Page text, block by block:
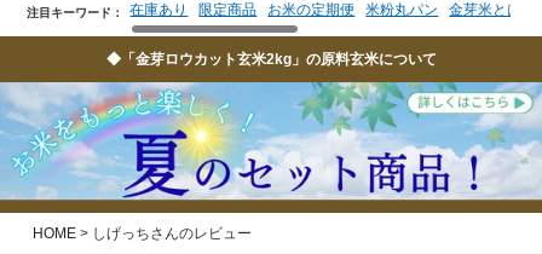
注目キーワード： 在庫あり 限定商品 お米の定期便 米粉丸パン 金芽米とは
◆「金芽ロウカット玄米2kg」の原料玄米について
HOME しげっちさんのレビュー